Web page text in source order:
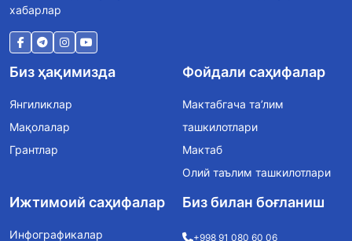
хабарлар
Биз ҳақимизда
Янгиликлар
Мақолалар
Грантлар
Фойдали саҳифалар
Мактабгача та’лим
ташкилотлари
Мактаб
Олий таълим ташкилотлари
Ижтимоий саҳифалар
Инфографикалар
Биз билан боғланиш
+998 91 080 60 06